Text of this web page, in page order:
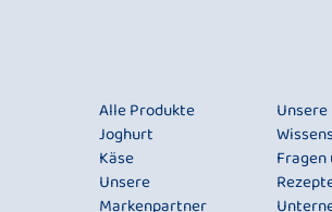
Alle Produkte
Joghurt
Käse
Unsere
Markenpartner